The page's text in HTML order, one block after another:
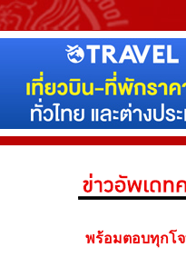
พร้อมตอบทุกโจ